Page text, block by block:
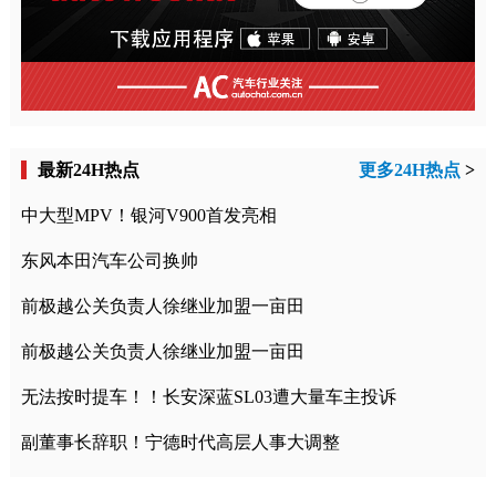
最新24H热点 更多24H热点 >
中大型MPV！银河V900首发亮相
东风本田汽车公司换帅
前极越公关负责人徐继业加盟一亩田
前极越公关负责人徐继业加盟一亩田
无法按时提车！！长安深蓝SL03遭大量车主投诉
副董事长辞职！宁德时代高层人事大调整